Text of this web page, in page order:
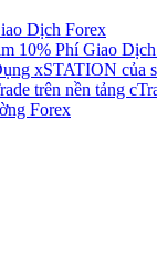
Dịch Forex
10% Phí Giao
xSTATION của
trên nền tảng
Forex